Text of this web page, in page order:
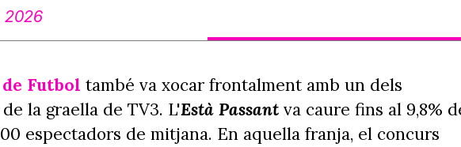
2026
Futbol també va xocar frontalment amb un dels
la graella de TV3. L'Està Passant va caure fins al 9,8%
espectadors de mitjana. En aquella franja, el concurs